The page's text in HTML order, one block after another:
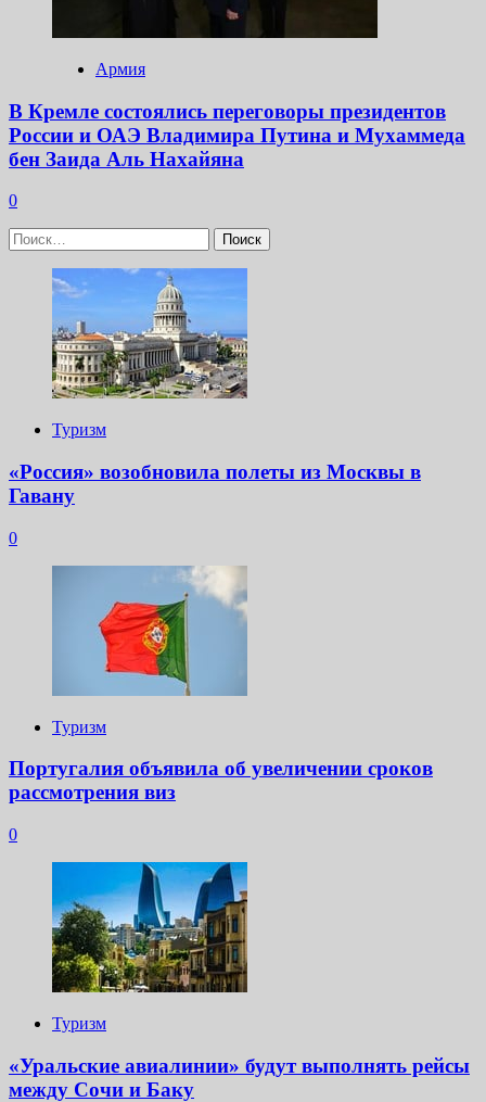
Армия
В Кремле состоялись переговоры президентов
России и ОАЭ Владимира Путина и Мухаммеда
бен Заида Аль Нахайяна
0
Найти:
Туризм
«Россия» возобновила полеты из Москвы в
Гавану
0
Туризм
Португалия объявила об увеличении сроков
рассмотрения виз
0
Туризм
«Уральские авиалинии» будут выполнять рейсы
между Сочи и Баку